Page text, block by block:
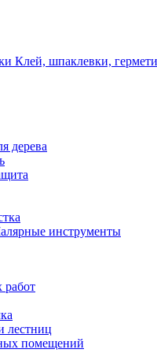
Клей, шпаклевки,
дерева
инструменты
работ
лестниц
помещений